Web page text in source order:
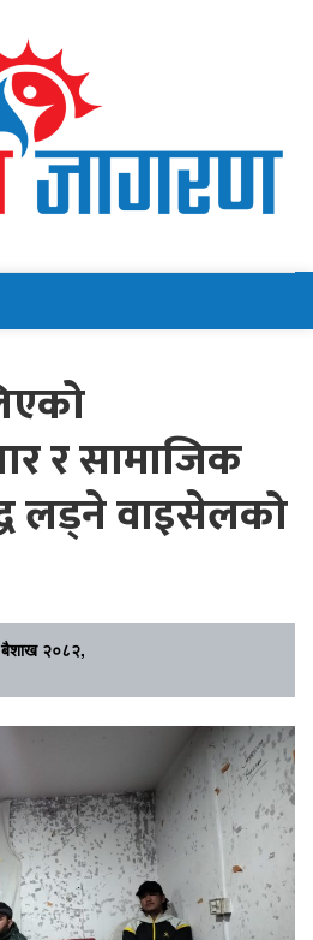
र सामाजिक
लड्ने वाइसेलको
२०८२,